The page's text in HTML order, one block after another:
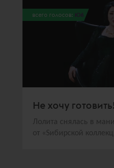
всего голосов: 106
Не хочу
Лолита снялась в
от «Sибирской